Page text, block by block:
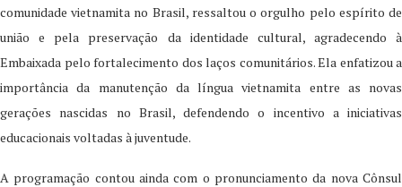
comunidade vietnamita no Brasil, ressaltou o orgulho pelo espírito de
união e pela preservação da identidade cultural, agradecendo à
Embaixada pelo fortalecimento dos laços comunitários. Ela enfatizou a
importância da manutenção da língua vietnamita entre as novas
gerações nascidas no Brasil, defendendo o incentivo a iniciativas
educacionais voltadas à juventude.
A programação contou ainda com o pronunciamento da nova Cônsul